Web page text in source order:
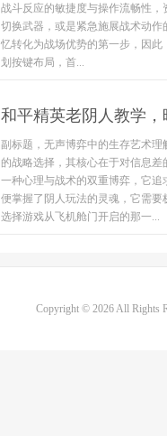
战斗反应的敏捷度与操作流畅性
切换武器，或是紧急施展战术动
忆转化为战场优势的第一步，因
划按键布局，首...
和平精英老阴人教学
副标题，无声博弈中的生存艺术
的战略选择，其核心在于对信息
一种心理与战术的双重博弈，它
便掌握了阴人玩法的灵魂，它需
选择游戏从飞机舱门开启的那一...
Copyright © 2026 All Rights